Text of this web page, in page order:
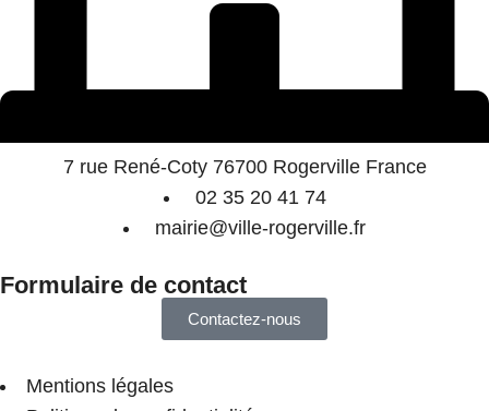
7 rue René-Coty 76700 Rogerville France
02 35 20 41 74
mairie@ville-rogerville.fr
Formulaire de contact
Contactez-nous
Mentions légales